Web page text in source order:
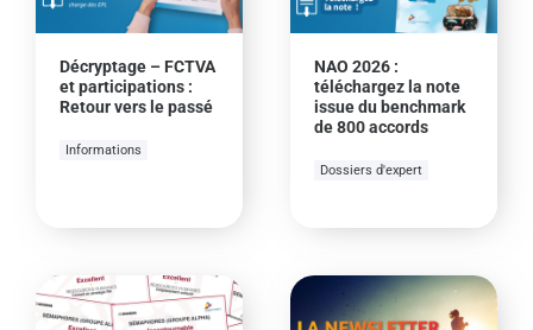
Décryptage – FCTVA
et participations :
Retour vers le passé
Informations
NAO 2026 :
téléchargez la note
issue du benchmark
de 800 accords
Dossiers d'expert